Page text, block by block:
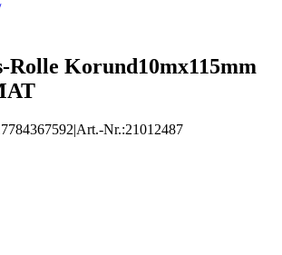
Rolle Korund10mx115mm
|Art.-Nr.:21012487